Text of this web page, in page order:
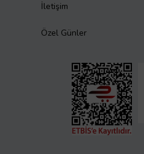
İletişim
Özel Günler